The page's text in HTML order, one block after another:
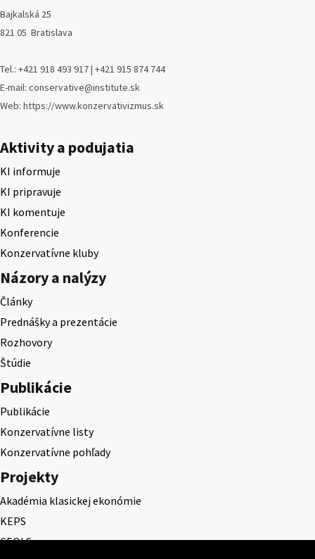
Bajkalská 25
821 05 Bratislava
Tel.: +421 918 493 917 | +421 915 874 744
E-mail: conservative@institute.sk
Web: https://www.konzervativizmus.sk
Aktivity a podujatia
KI informuje
KI pripravuje
KI komentuje
Konferencie
Konzervatívne kluby
Názory a nalýzy
Články
Prednášky a prezentácie
Rozhovory
Štúdie
Publikácie
Publikácie
Konzervatívne listy
Konzervatívne pohľady
Projekty
Akadémia klasickej ekonómie
KEPS
CEQLS